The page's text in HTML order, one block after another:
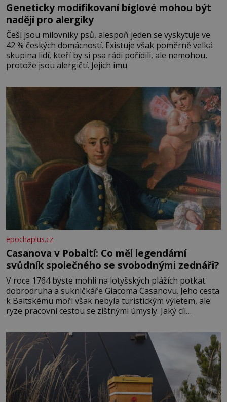
Geneticky modifikovaní bíglové mohou být
nadějí pro alergiky
Češi jsou milovníky psů, alespoň jeden se vyskytuje ve
42 % českých domácností. Existuje však poměrně velká
skupina lidí, kteří by si psa rádi pořídili, ale nemohou,
protože jsou alergičtí. Jejich imu
epochaplus.cz
Casanova v Pobaltí: Co měl legendární
svůdník společného se svobodnými zednáři?
V roce 1764 byste mohli na lotyšských plážích potkat
dobrodruha a sukničkáře Giacoma Casanovu. Jeho cesta
k Baltskému moři však nebyla turistickým výletem, ale
ryze pracovní cestou se zištnými úmysly. Jaký cíl
lotyšské Rigy? Casanova v Pobaltí kontaktoval tamní
zednářské lóže. Nebyl v této oblasti žádným nováčkem,
protože do zednářské